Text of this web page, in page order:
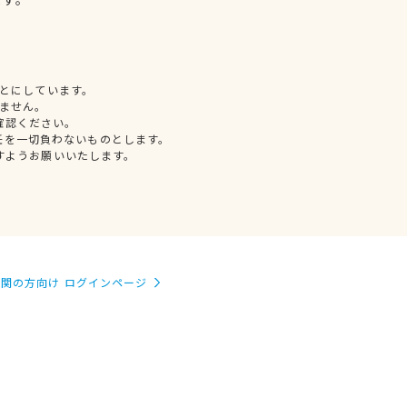
しています。
せん。
ください。
一切負わないものとします。
うお願いいたします。
の方向け ログインページ